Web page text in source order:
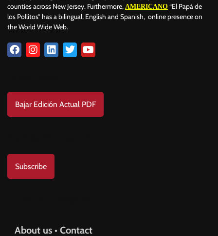
counties across New Jersey. Furthermore, AMERICANO “El Papá de
los Pollitos” has a bilingual, English and Spanish, online presence on
the World Wide Web.
Bajar Edición Actual PDF
Subscribe
About us • Contact